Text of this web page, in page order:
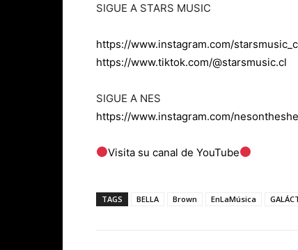
SIGUE A STARS MUSIC
https://www.instagram.com/
https://www.tiktok.com/@starsmusic.cl
SIGUE A NES
https://www.instagram.com/
Visita su canal de YouTube
TAGS BELLA Brown EnLaMúsica